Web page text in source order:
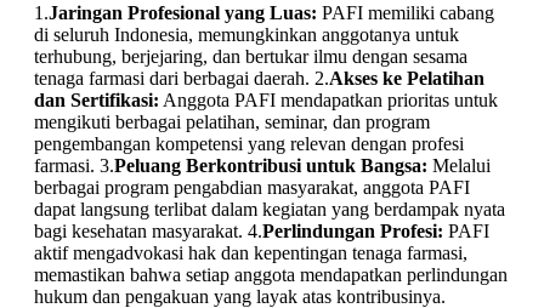
1.Jaringan Profesional yang Luas: PAFI memiliki cabang
di seluruh Indonesia, memungkinkan anggotanya untuk
terhubung, berjejaring, dan bertukar ilmu dengan sesama
tenaga farmasi dari berbagai daerah. 2.Akses ke Pelatihan
dan Sertifikasi: Anggota PAFI mendapatkan prioritas untuk
mengikuti berbagai pelatihan, seminar, dan program
pengembangan kompetensi yang relevan dengan profesi
farmasi. 3.Peluang Berkontribusi untuk Bangsa: Melalui
berbagai program pengabdian masyarakat, anggota PAFI
dapat langsung terlibat dalam kegiatan yang berdampak nyata
bagi kesehatan masyarakat. 4.Perlindungan Profesi: PAFI
aktif mengadvokasi hak dan kepentingan tenaga farmasi,
memastikan bahwa setiap anggota mendapatkan perlindungan
hukum dan pengakuan yang layak atas kontribusinya.